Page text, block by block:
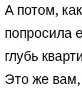
А потом,
попросила
глубь
Это же вам,